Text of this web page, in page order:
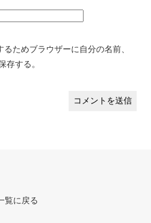
ためブラウザーに自分の名前、
存する。
覧に戻る